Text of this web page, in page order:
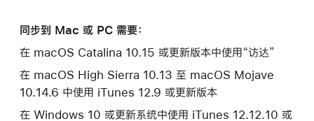
同步到 Mac 或 PC 需要：
在 macOS Catalina 10.15 或更新版本中使用“访达”
在 macOS High Sierra 10.13 至 macOS Mojave
10.14.6 中使用 iTunes 12.9 或更新版本
在 Windows 10 或更新系统中使用 iTunes 12.12.10 或